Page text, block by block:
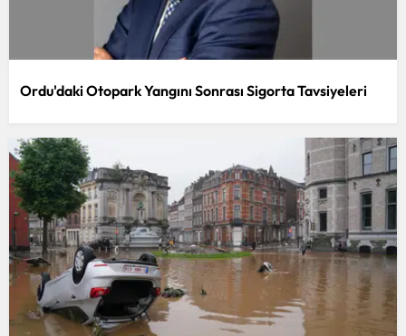
Ordu'daki Otopark Yangını Sonrası Sigorta Tavsiyeleri